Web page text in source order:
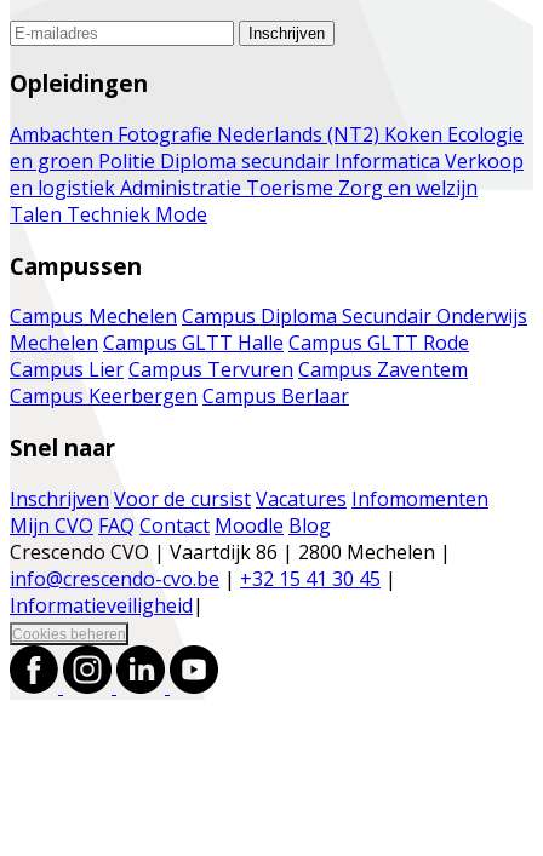
Inschrijven
Opleidingen
Ambachten Fotografie Nederlands (NT2) Koken Ecologie
en groen Politie Diploma secundair Informatica Verkoop
en logistiekAdministratie Toerisme Zorg en welzijn
Talen Techniek Mode
Campussen
Campus Mechelen Campus Diploma Secundair Onderwijs
Mechelen Campus GLTT Halle Campus GLTT Rode
Campus LierCampus Tervuren Campus Zaventem
Campus Keerbergen Campus Berlaar
Snel naar
Inschrijven Voor de cursistVacatures Infomomenten
Mijn CVO FAQ Contact Moodle Blog
Crescendo CVO | Vaartdijk 86 | 2800 Mechelen |
info@crescendo-cvo.be | +32 15 41 30 45 |
Informatieveiligheid|
Cookies beheren